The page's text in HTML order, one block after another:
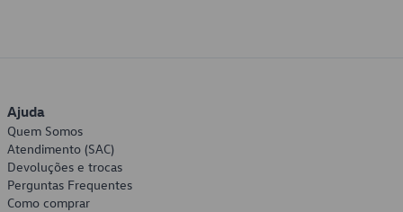
Ajuda
Quem Somos
Atendimento (SAC)
Devoluções e trocas
Perguntas Frequentes
Como comprar